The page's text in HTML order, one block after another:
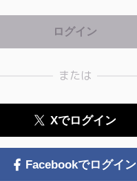
または
Xでログイン
Facebookでログイン